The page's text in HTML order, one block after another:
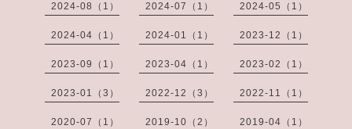
2024-08（1） 2024-07（1） 2024-05（1）
2024-04（1） 2024-01（1） 2023-12（1）
2023-09（1） 2023-04（1） 2023-02（1）
2023-01（3） 2022-12（3） 2022-11（1）
2020-07（1） 2019-10（2） 2019-04（1）